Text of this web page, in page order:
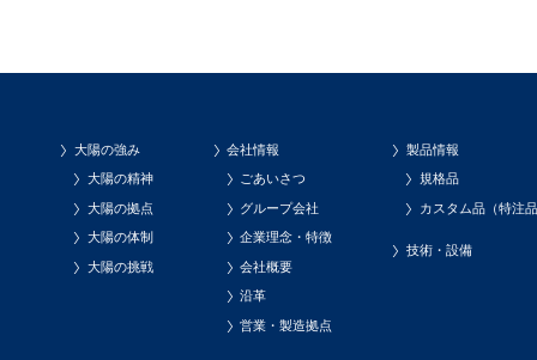
大陽の強み
大陽の精神
大陽の拠点
大陽の体制
大陽の挑戦
会社情報
ごあいさつ
グループ会社
企業理念・特徴
会社概要
沿革
営業・製造拠点
製品情報
規格品
カスタム品（特注
技術・設備